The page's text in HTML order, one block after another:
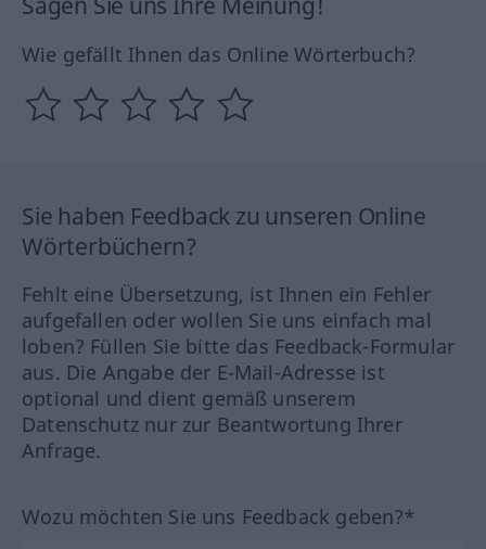
Wie gefällt Ihnen das Online Wörterbuch?
Sie haben Feedback zu unseren Online
Wörterbüchern?
Fehlt eine Übersetzung, ist Ihnen ein Fehler
aufgefallen oder wollen Sie uns einfach mal
loben? Füllen Sie bitte das Feedback-Formular
aus. Die Angabe der E-Mail-Adresse ist
optional und dient gemäß unserem
Datenschutz nur zur Beantwortung Ihrer
Anfrage.
Wozu möchten Sie uns Feedback geben?*